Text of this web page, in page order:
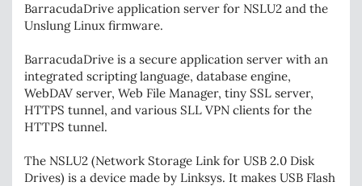
BarracudaDrive application server for NSLU2 and the
Unslung Linux firmware.
BarracudaDrive is a secure application server with an
integrated scripting language, database engine,
WebDAV server, Web File Manager, tiny SSL server,
HTTPS tunnel, and various SLL VPN clients for the
HTTPS tunnel.
The NSLU2 (Network Storage Link for USB 2.0 Disk
Drives) is a device made by Linksys. It makes USB Flash